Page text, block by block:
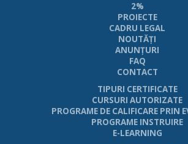
2%
PROIECTE
CADRU LEGAL
NOUTĂŢI
ANUNŢURI
FAQ
CONTACT
TIPURI CERTIFICATE
CURSURI AUTORIZATE
PROGRAME DE CALIFICARE PRIN
PROGRAME INSTRUIRE
E-LEARNING